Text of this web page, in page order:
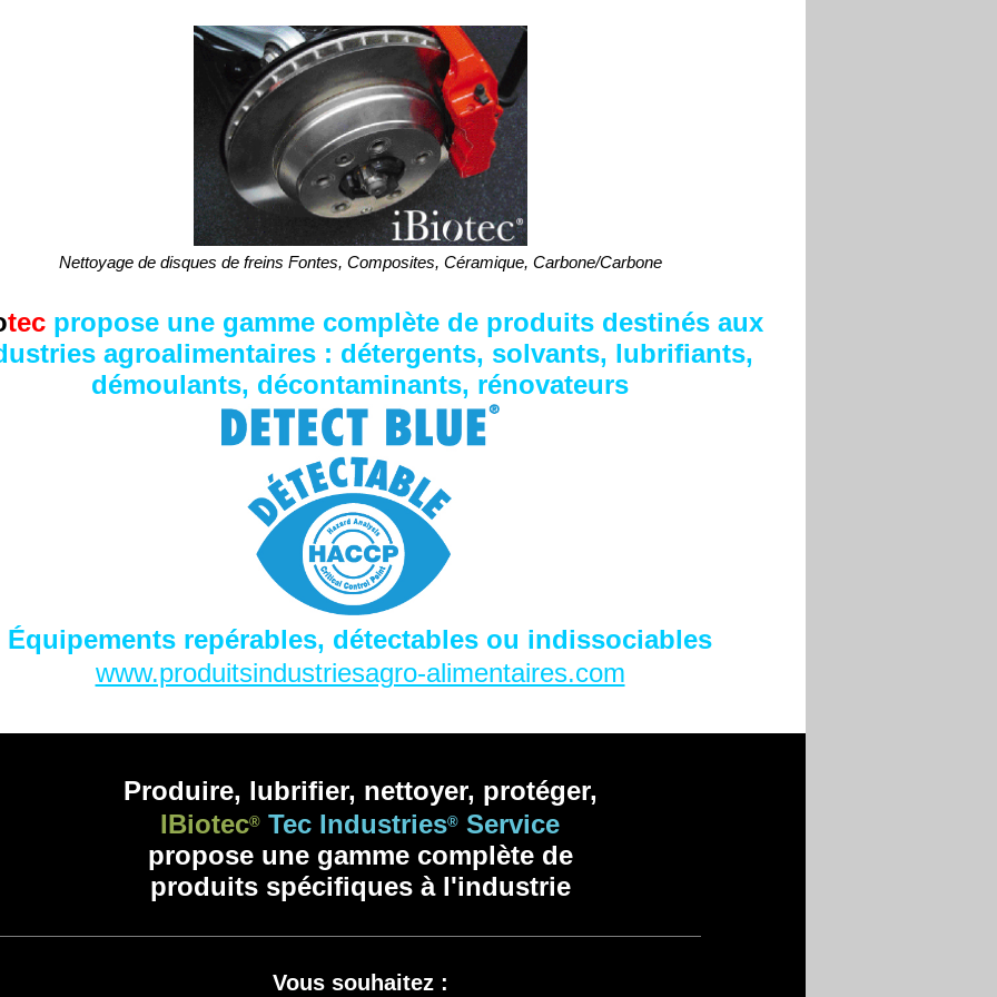
Nettoyage de disques de freins Fontes, Composites, Céramique, Carbone/Carbone
tec propose une gamme complète de produits destinés aux
agroalimentaires : détergents, solvants, lubrifiants,
démoulants, décontaminants, rénovateurs
Équipements repérables, détectables ou indissociables
www.produitsindustriesagro-alimentaires.com
Produire, lubrifier, nettoyer, protéger,
IBiotec® Tec Industries® Service
propose une gamme complète de
produits spécifiques à l'industrie
Vous souhaitez :